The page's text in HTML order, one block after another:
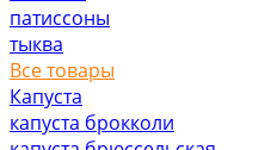
патиссоны
тыква
Все товары
Капуста
капуста брокколи